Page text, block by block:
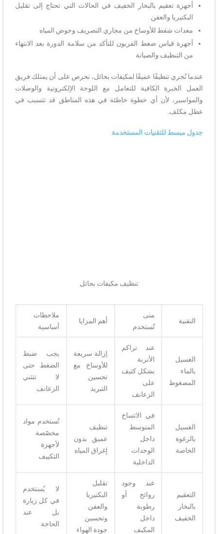
أجهزة تعقيم بالبخار الخفيف في الحالات التي تحتاج إلى تقليل
البكتيريا والعفن
معدات شفط للأوساخ من مجاري التصريف وحوض المياه
أجهزة قياس ضغط الفريون للتأكد من سلامة الدورة بعد الانتهاء
من التنظيف والصيانة
عندما نُجري تنظيفًا عميقًا لمكيفات بحائل، نحرص على أن يمتلك فريق
العمل الخبرة الكافية للتعامل مع اللوحة الإلكترونية والوصلات
والمواسير، لأن أي خطوة خاطئة في هذه المناطق قد تتسبب في
عطل مكلف.
جدول مبسط للتقنيات المستخدمة
تنظيف مكيفات بحائل
التقنية
متى
تُستخدم
أهم المزايا
ملاحظات
أساسية
الغسيل
بالماء
المضغوط
عند تراكم
الأتربة
بشكل كثيف
على
الزعانف
إزالة سريعة
للأوساخ مع
تحسين
التبريد
يجب ضبط
الضغط حتى
لا تنثني
الزعانف
الغسيل
بالرغوة
الخاصة
في الاتساخ
المتوسط
داخل
الوحدات
الداخلية
تنظيف
عميق بدون
إغراق المياه
تُستخدم مواد
مخصّصة
لأجهزة
التكييف
التعقيم
بالبخار
الخفيف
عند وجود
روائح أو
رطوبة
داخل
المكيف
تقليل
البكتيريا
والعفن
وتحسين
جودة الهواء
لا يُستخدم
في كل زيارة
بل عند
الحاجة